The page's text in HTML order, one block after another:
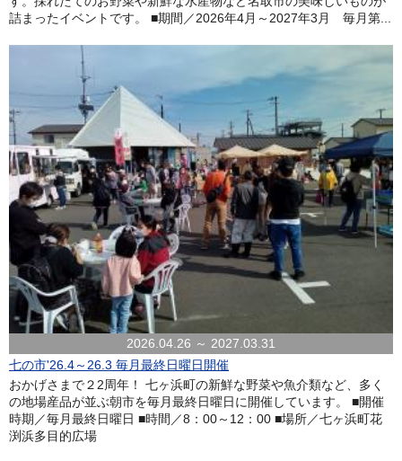
詰まったイベントです。 ■期間／2026年4月～2027年3月 毎月第...
2026.04.26 ～ 2027.03.31
七の市'26.4～26.3 毎月最終日曜日開催
おかげさまで２2周年！ 七ヶ浜町の新鮮な野菜や魚介類など、多く
の地場産品が並ぶ朝市を毎月最終日曜日に開催しています。 ■開催
時期／毎月最終日曜日 ■時間／8：00～12：00 ■場所／七ヶ浜町花
渕浜多目的広場